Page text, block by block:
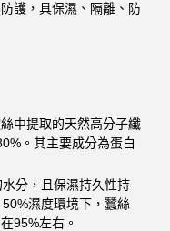
護，具保濕、隔離、防
中提取的天然高分子纖
。其主要成分為蛋白
分，且保濕持久性持
濕度環境下，蠶絲
95%左右。